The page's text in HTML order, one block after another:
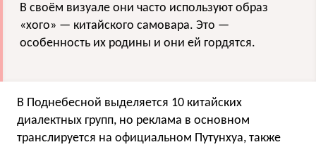
В своём визуале они часто используют образ
«хого» — китайского самовара. Это —
особенность их родины и они ей гордятся.
В Поднебесной выделяется 10 китайских
диалектных групп, но реклама в основном
транслируется на официальном Путунхуа, также